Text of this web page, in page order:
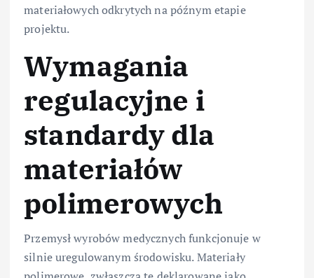
materiałowych odkrytych na późnym etapie
projektu.
Wymagania
regulacyjne i
standardy dla
materiałów
polimerowych
Przemysł wyrobów medycznych funkcjonuje w
silnie uregulowanym środowisku. Materiały